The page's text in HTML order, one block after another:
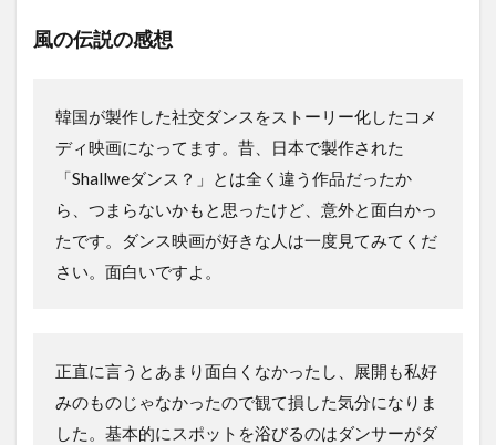
風の伝説の感想
韓国が製作した社交ダンスをストーリー化したコメ
ディ映画になってます。昔、日本で製作された
「Shallweダンス？」とは全く違う作品だったか
ら、つまらないかもと思ったけど、意外と面白かっ
たです。ダンス映画が好きな人は一度見てみてくだ
さい。面白いですよ。
正直に言うとあまり面白くなかったし、展開も私好
みのものじゃなかったので観て損した気分になりま
した。基本的にスポットを浴びるのはダンサーがダ